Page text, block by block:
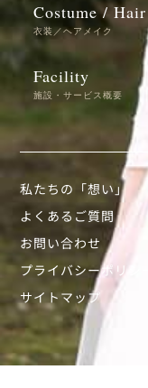
Costume / Hair
衣装／ヘアメイク
Facility
施設・サービス概要
私たちの「想い」
よくあるご質問
お問い合わせ
プライバシーポリシー
サイトマップ